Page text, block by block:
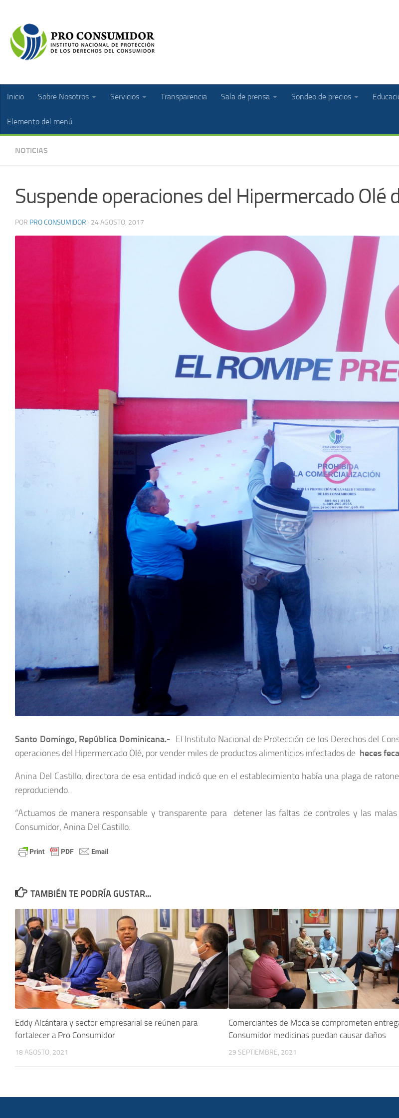
Inicio Sobre Nosotros Servicios Transparencia Sala de prensa Sondeo de precios
Elemento del menú
NOTICIAS
Suspende operaciones del Hipermercado Olé
POR PRO CONSUMIDOR · 24 AGOSTO, 2017
Santo Domingo, República Dominicana.- El Instituto Nacional de Protección de los Derechos del
operaciones del Hipermercado Olé, por vender miles de productos alimenticios infectados de heces
Anina Del Castillo, directora de esa entidad indicó que en el establecimiento había una plaga de
reproduciendo.
“Actuamos de manera responsable y transparente para detener las faltas de controles y las
Consumidor, Anina Del Castillo.
TAMBIÉN TE PODRÍA GUSTAR...
Eddy Alcántara y sector empresarial se reúnen para
fortalecer a Pro Consumidor
18 AGOSTO, 2021
Comerciantes de Moca se comprometen
Consumidor medicinas puedan causar daños
29 SEPTIEMBRE, 2021